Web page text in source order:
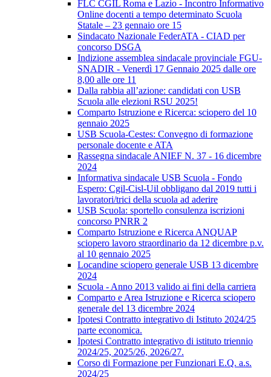
FLC CGIL Roma e Lazio - Incontro Informativo
Online docenti a tempo determinato Scuola
Statale – 23 gennaio ore 15
Sindacato Nazionale FederATA - CIAD per
concorso DSGA
Indizione assemblea sindacale provinciale FGU-
SNADIR - Venerdì 17 Gennaio 2025 dalle ore
8,00 alle ore 11
Dalla rabbia all’azione: candidati con USB
Scuola alle elezioni RSU 2025!
Comparto Istruzione e Ricerca: sciopero del 10
gennaio 2025
USB Scuola-Cestes: Convegno di formazione
personale docente e ATA
Rassegna sindacale ANIEF N. 37 - 16 dicembre
2024
Informativa sindacale USB Scuola - Fondo
Espero: Cgil-Cisl-Uil obbligano dal 2019 tutti i
lavoratori/trici della scuola ad aderire
USB Scuola: sportello consulenza iscrizioni
concorso PNRR 2
Comparto Istruzione e Ricerca ANQUAP
sciopero lavoro straordinario da 12 dicembre p.v.
al 10 gennaio 2025
Locandine sciopero generale USB 13 dicembre
2024
Scuola - Anno 2013 valido ai fini della carriera
Comparto e Area Istruzione e Ricerca sciopero
generale del 13 dicembre 2024
Ipotesi Contratto integrativo di Istituto 2024/25
parte economica.
Ipotesi Contratto integrativo di istituto triennio
2024/25, 2025/26, 2026/27.
Corso di Formazione per Funzionari E.Q. a.s.
2024/25